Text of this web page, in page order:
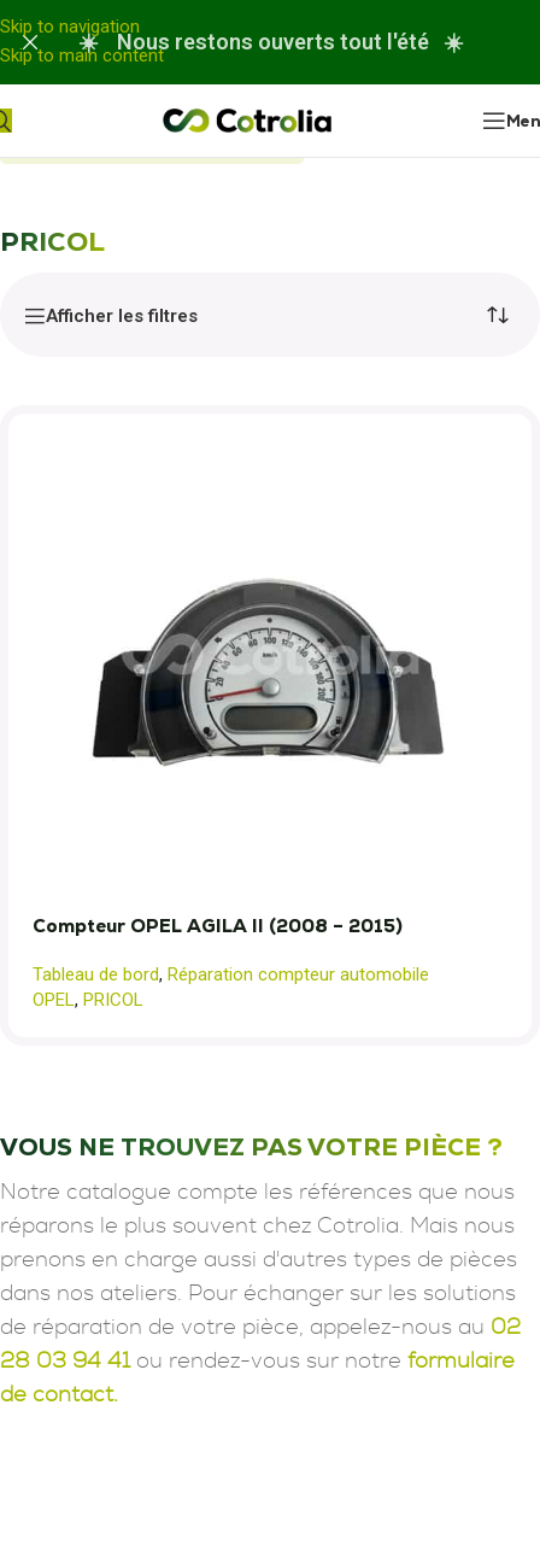
Panneau de gestion des cookies
Skip to navigation
Skip to main content
☀️ Nous restons ouverts tout l'été ☀️
PRICOL
Afficher les filtres
Compteur OPEL AGILA II (2008 – 2015)
Tableau de bord, Réparation compteur automobile
OPEL, PRICOL
VOUS NE TROUVEZ PAS VOTRE PIÈCE ?
Notre catalogue compte les références que nous
réparons le plus souvent chez Cotrolia. Mais nous
prenons en charge aussi d'autres types de pièces
dans nos ateliers. Pour échanger sur les solutions
de réparation de votre pièce, appelez-nous au 02
28 03 94 41ou rendez-vous sur notre formulaire
de contact.